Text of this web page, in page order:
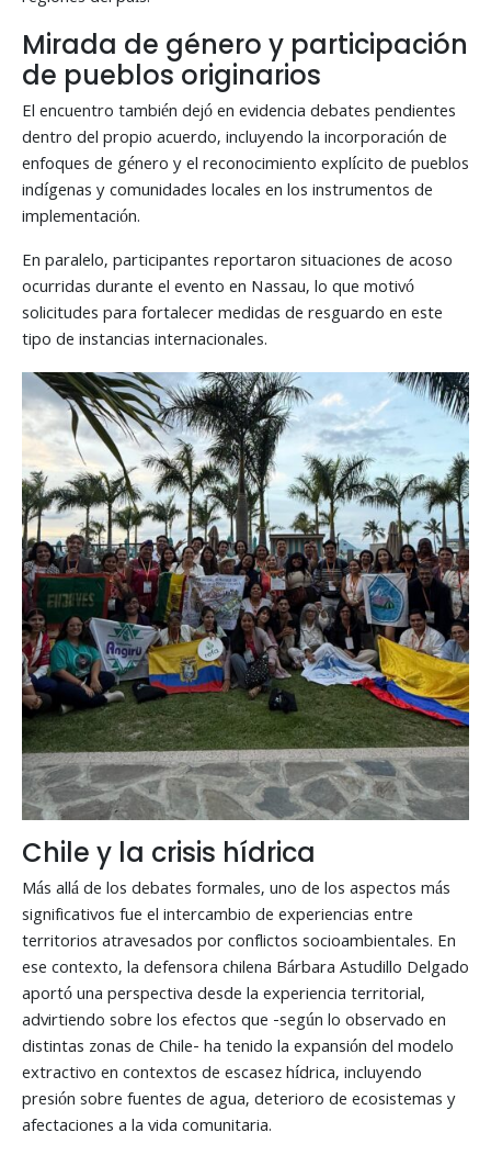
Mirada de género y participación
de pueblos originarios
El encuentro también dejó en evidencia debates pendientes
dentro del propio acuerdo, incluyendo la incorporación de
enfoques de género y el reconocimiento explícito de pueblos
indígenas y comunidades locales en los instrumentos de
implementación.
En paralelo, participantes reportaron situaciones de acoso
ocurridas durante el evento en Nassau, lo que motivó
solicitudes para fortalecer medidas de resguardo en este
tipo de instancias internacionales.
Chile y la crisis hídrica
Más allá de los debates formales, uno de los aspectos más
significativos fue el intercambio de experiencias entre
territorios atravesados por conflictos socioambientales. En
ese contexto, la defensora chilena Bárbara Astudillo Delgado
aportó una perspectiva desde la experiencia territorial,
advirtiendo sobre los efectos que -según lo observado en
distintas zonas de Chile- ha tenido la expansión del modelo
extractivo en contextos de escasez hídrica, incluyendo
presión sobre fuentes de agua, deterioro de ecosistemas y
afectaciones a la vida comunitaria.